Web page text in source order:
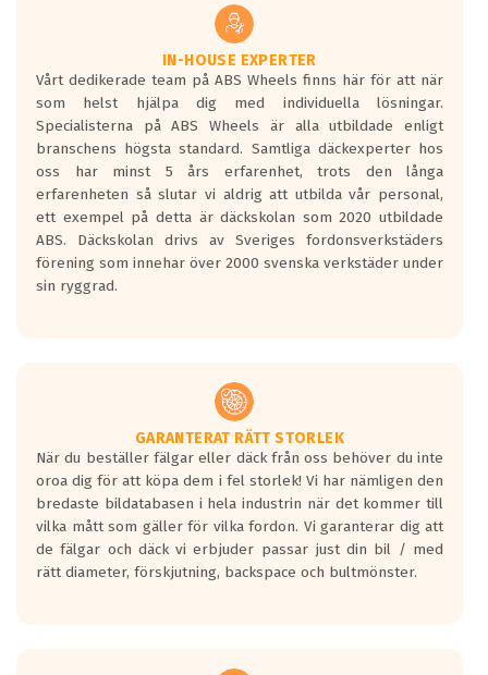
vilken körstil du använder.
Våtgrepp egenskaper:
Betygsskalan är satt A till F. Där A påvisar
den kortaste bromssträckan och F är den
längsta.
Inga D eller G betyg delas ut för
personbilar och lätta lastbilar.
Betyget sätts efter ett test där däcken
skall bromsa in på en väg där det ligger
0.5-1.5 mm vatten.
I 80km/h kommer skillnaden på
Vid körning i över 50km/h brukar
rullmotståndets ljud överträffa
motorljudet.
På däckmärkningen kommer det finnas
en symbol av ett däck med vågar. Hög
bullernivå markeras med svarta vågor
medans de vita vågorna påvisar om det är
ett tyst däck.
IN-HOUSE EXPERTER
Vårt dedikerade team på ABS Wheels finns här för att när
som helst hjälpa dig med individuella lösningar.
Specialisterna på ABS Wheels är alla utbildade enligt
branschens högsta standard. Samtliga däckexperter hos
oss har minst 5 års erfarenhet, trots den långa
erfarenheten så slutar vi aldrig att utbilda vår personal,
ett exempel på detta är däckskolan som 2020 utbildade
ABS. Däckskolan drivs av Sveriges fordonsverkstäders
förening som innehar över 2000 svenska verkstäder under
sin ryggrad.
GARANTERAT RÄTT STORLEK
När du beställer fälgar eller däck från oss behöver du inte
oroa dig för att köpa dem i fel storlek! Vi har nämligen den
bredaste bildatabasen i hela industrin när det kommer till
vilka mått som gäller för vilka fordon. Vi garanterar dig att
de fälgar och däck vi erbjuder passar just din bil / med
rätt diameter, förskjutning, backspace och bultmönster.